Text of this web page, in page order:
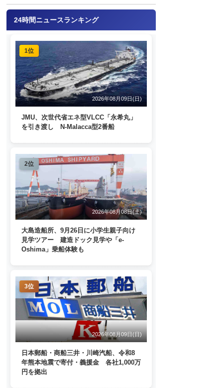
24時間ニュースランキング
1位
2026年08月09日(日)
JMU、次世代省エネ型VLCC「永希丸」
を引き渡し N-Malacca型2番船
2位
2026年08月08日(土)
大島造船所、9月26日に小学生親子向け
見学ツアー 建造ドック見学や「e-
Oshima」乗船体験も
3位
2026年08月09日(日)
日本郵船・商船三井・川崎汽船、令和8
年熊本地震で寄付・義援金 各社1,000万
円を拠出